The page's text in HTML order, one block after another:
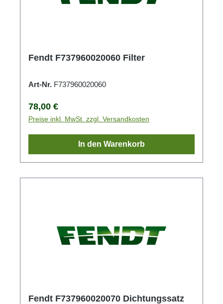
Fendt F737960020060 Filter
Art-Nr. F737960020060
Regulärer Preis:
78,00 €
Preise inkl. MwSt. zzgl. Versandkosten
In den Warenkorb
Fendt F737960020070 Dichtungssatz